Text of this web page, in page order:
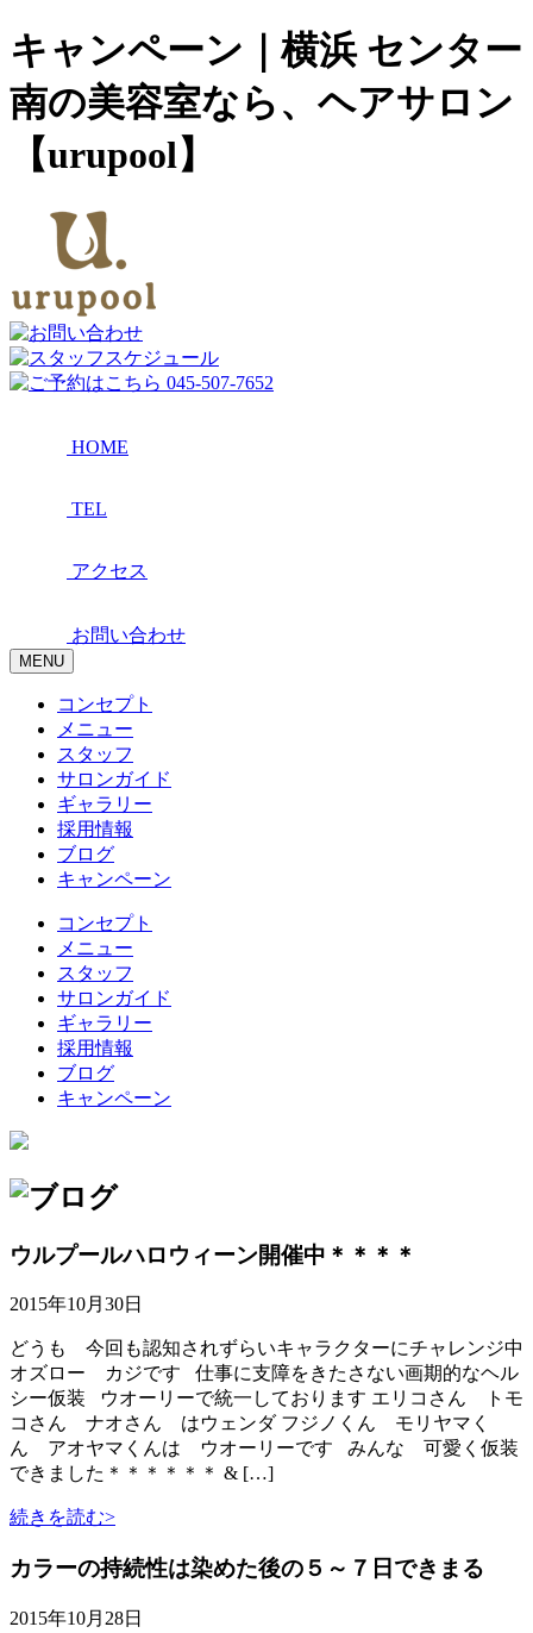
キャンペーン｜横浜 センター
南の美容室なら、ヘアサロン
【urupool】
HOME
TEL
アクセス
お問い合わせ
MENU
コンセプト
メニュー
スタッフ
サロンガイド
ギャラリー
採用情報
ブログ
キャンペーン
コンセプト
メニュー
スタッフ
サロンガイド
ギャラリー
採用情報
ブログ
キャンペーン
ウルプールハロウィーン開催中＊＊＊＊
2015年10月30日
どうも 今回も認知されずらいキャラクターにチャレンジ中
オズロー カジです 仕事に支障をきたさない画期的なヘル
シー仮装 ウオーリーで統一しております エリコさん トモ
コさん ナオさん はウェンダ フジノくん モリヤマく
ん アオヤマくんは ウオーリーです みんな 可愛く仮装
できました＊＊＊＊＊＊ & […]
続きを読む>
カラーの持続性は染めた後の５～７日できまる
2015年10月28日